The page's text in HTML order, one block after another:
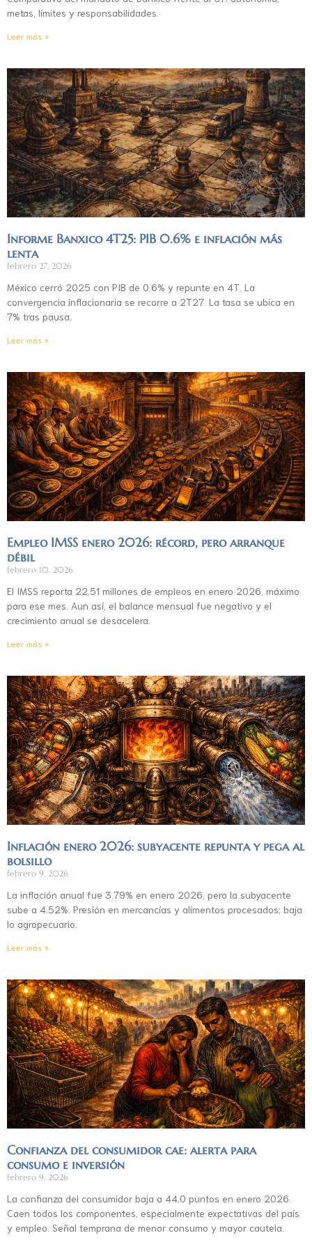
metas, límites y responsabilidades.
Leer más »
Informe Banxico 4T25: PIB 0.6% e inflación más
lenta
febrero 27, 2026
México cerró 2025 con PIB de 0.6% y repunte en 4T. La
convergencia inflacionaria se recorre a 2T27. La tasa se ubica en
7% tras pausa.
Leer más »
Empleo IMSS enero 2026: récord, pero arranque
débil
febrero 10, 2026
El IMSS reporta 22.51 millones de empleos en enero 2026, máximo
para ese mes. Aun así, el balance mensual fue negativo y el
crecimiento anual se desacelera.
Leer más »
Inflación enero 2026: subyacente repunta y pega al
bolsillo
febrero 9, 2026
La inflación anual fue 3.79% en enero 2026, pero la subyacente
sube a 4.52%. Presión en mercancías y alimentos procesados; baja
lo agropecuario.
Leer más »
Confianza del consumidor cae: alerta para
consumo e inversión
febrero 9, 2026
La confianza del consumidor baja a 44.0 puntos en enero 2026.
Caen todos los componentes, especialmente expectativas del país
y empleo. Señal temprana de menor consumo y mayor cautela.